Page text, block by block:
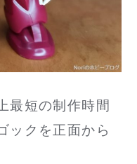
最短の制作時間
ックを正面から